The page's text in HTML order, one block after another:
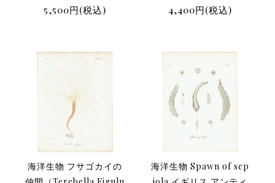
5,500円(税込) 4,400円(税込)
海洋生物 フサゴカイの
海洋生物 Spawn of sep